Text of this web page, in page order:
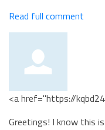
Read full comment
<a href="https://
Greetings! I know this